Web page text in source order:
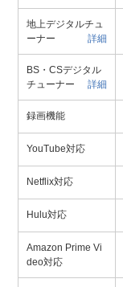
地上デジタルチュ
ーナー
詳細
BS・CSデジタル
チューナー
詳細
録画機能
YouTube対応
Netflix対応
Hulu対応
Amazon Prime Vi
deo対応